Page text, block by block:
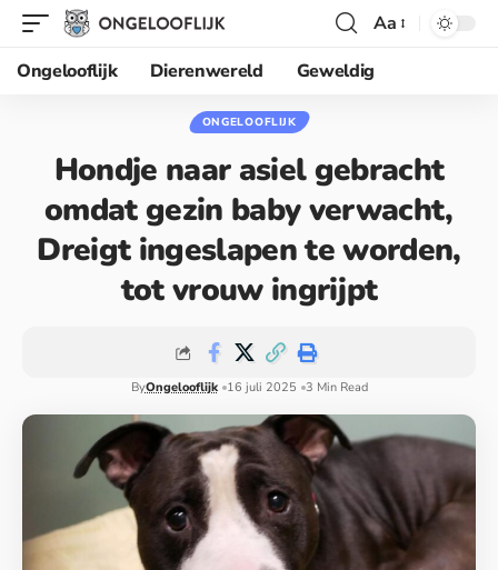
Aa
Ongelooflijk
Dierenwereld Geweldig
ONGELOOFLIJK
Hondje naar asiel gebracht
omdat gezin baby verwacht,
Dreigt ingeslapen te worden,
tot vrouw ingrijpt
ByOngelooflijk 16 juli 2025 3 Min Read